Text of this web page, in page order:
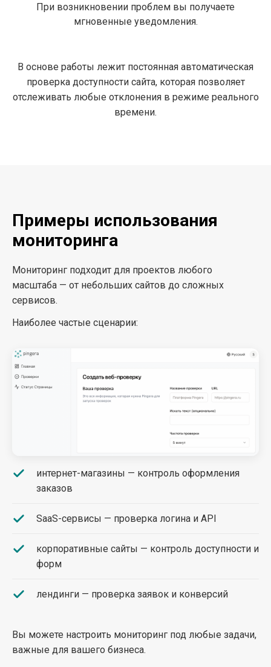
При возникновении проблем вы получаете
мгновенные уведомления.
В основе работы лежит постоянная автоматическая
проверка доступности сайта, которая позволяет
отслеживать любые отклонения в режиме реального
времени.
Примеры использования
мониторинга
Мониторинг подходит для проектов любого
масштаба — от небольших сайтов до сложных
сервисов.
Наиболее частые сценарии:
интернет-магазины — контроль оформления
заказов
SaaS-сервисы — проверка логина и API
корпоративные сайты — контроль доступности и
форм
лендинги — проверка заявок и конверсий
Вы можете настроить мониторинг под любые задачи,
важные для вашего бизнеса.